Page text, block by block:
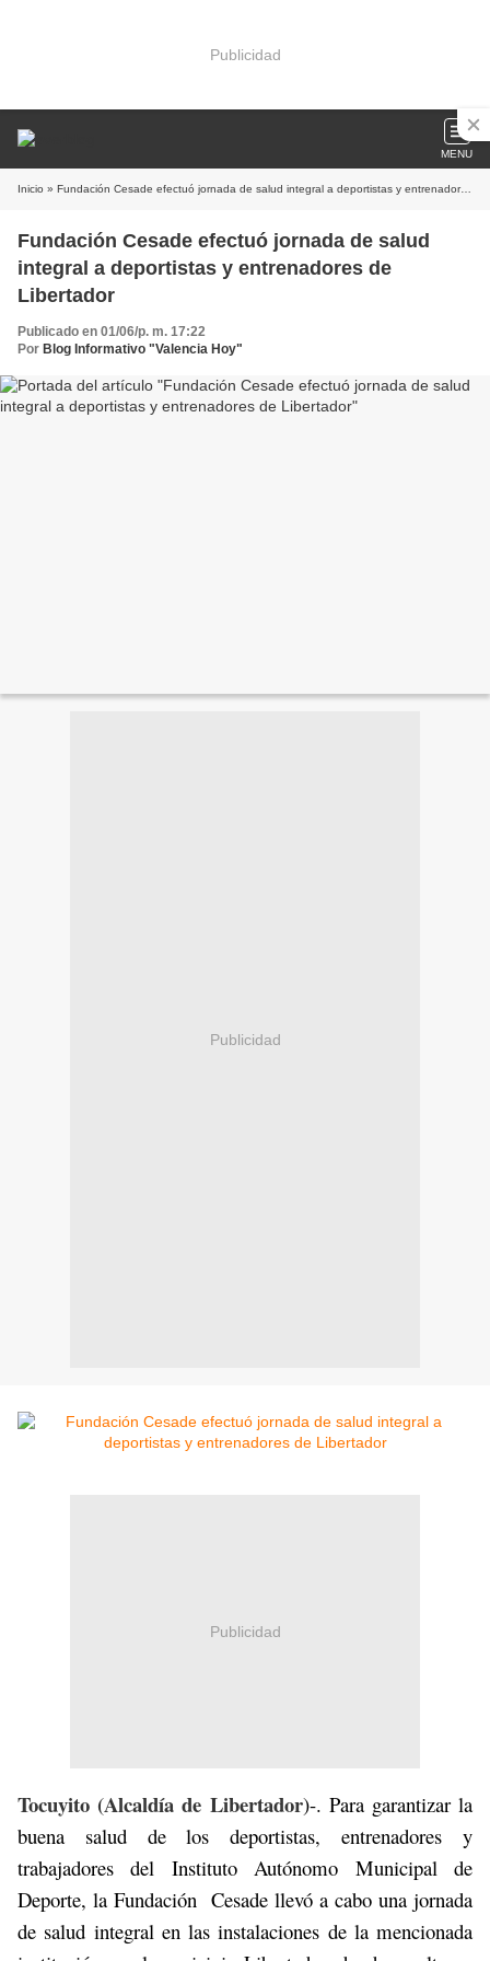
Publicidad
MENU
Inicio » Fundación Cesade efectuó jornada de salud integral a deportistas y entrenadores de Libertador
Fundación Cesade efectuó jornada de salud
integral a deportistas y entrenadores de
Libertador
Publicado en 01/06/p. m. 17:22
Por Blog Informativo "Valencia Hoy"
Publicidad
Publicidad
Tocuyito (Alcaldía de Libertador)-. Para garantizar la
buena salud de los deportistas, entrenadores y
trabajadores del Instituto Autónomo Municipal de
Deporte, la Fundación Cesade llevó a cabo una jornada
de salud integral en las instalaciones de la mencionada